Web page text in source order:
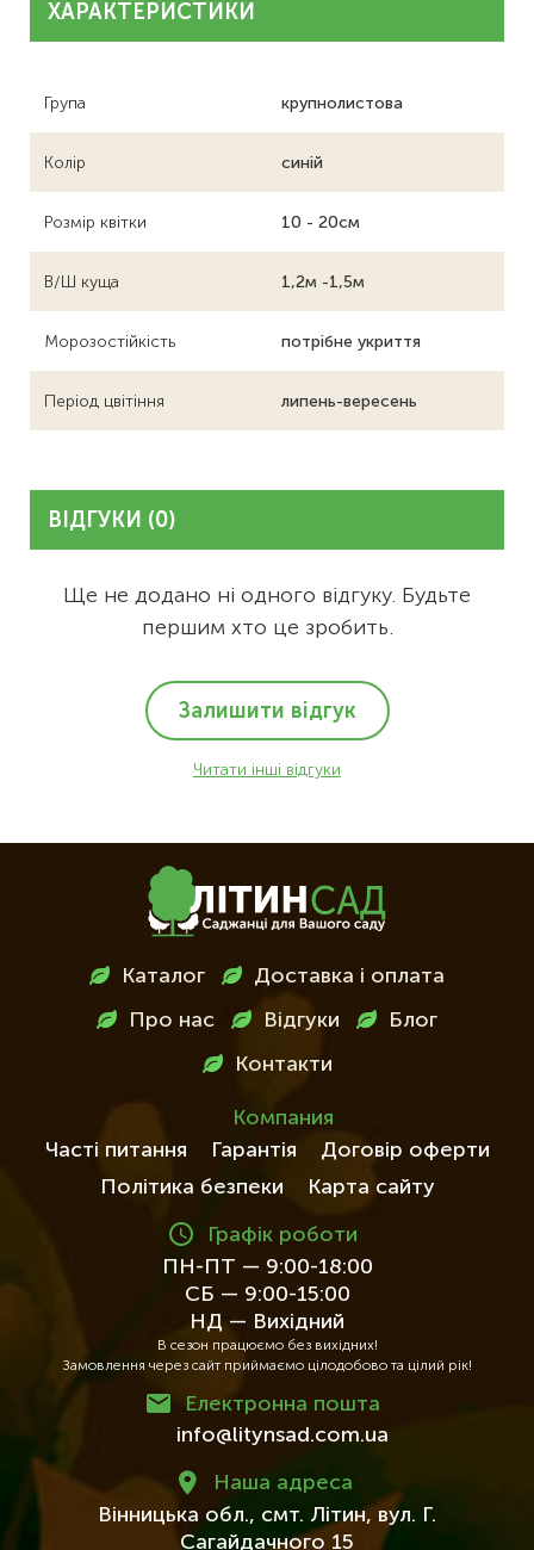
ХАРАКТЕРИСТИКИ
Група крупнолистова
Колір синій
Розмір квітки 10 - 20см
В/Ш куща 1,2м -1,5м
Морозостійкість потрібне укриття
Період цвітіння липень-вересень
ВІДГУКИ (0)
Ще не додано ні одного відгуку. Будьте
першим хто це зробить.
Залишити відгук
Читати інші відгуки
Каталог Доставка і оплата
Про нас Відгуки Блог
Контакти
Компания
Часті питання
Гарантія
Договір оферти
Політика безпеки
Карта сайту
Графік роботи
ПН-ПТ — 9:00-18:00
СБ — 9:00-15:00
НД — Вихідний
В сезон працюємо без вихідних!
Замовлення через сайт приймаємо цілодобово та цілий рік!
Електронна пошта
info@litynsad.com.ua
Наша адреса
Вінницька обл., смт. Літин, вул. Г.
Сагайдачного 15